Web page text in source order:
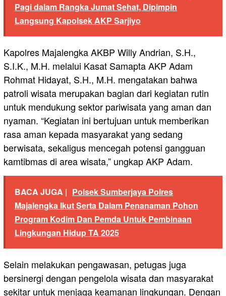
Pagi dalam Rangka Jumat Sehat, Dipimpin
Langsung Kapolsek AKP Sarjiyo
Kapolres Majalengka AKBP Willy Andrian, S.H.,
S.I.K., M.H. melalui Kasat Samapta AKP Adam
Rohmat Hidayat, S.H., M.H. mengatakan bahwa
patroli wisata merupakan bagian dari kegiatan rutin
untuk mendukung sektor pariwisata yang aman dan
nyaman. “Kegiatan ini bertujuan untuk memberikan
rasa aman kepada masyarakat yang sedang
berwisata, sekaligus mencegah potensi gangguan
kamtibmas di area wisata,” ungkap AKP Adam.
BACA JUGA | Polsek Sumberjaya Polres
Majalengka Ikut Serta Dalam Penanaman Pohon
Program Kodim Dan Pemda Untuk Pembinaan
Lingkungan Hidup TA 2025
Selain melakukan pengawasan, petugas juga
bersinergi dengan pengelola wisata dan masyarakat
sekitar untuk menjaga keamanan lingkungan. Dengan